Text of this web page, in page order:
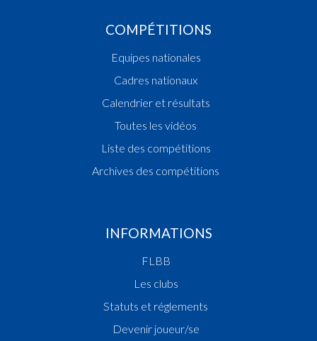
COMPÉTITIONS
Equipes nationales
Cadres nationaux
Calendrier et résultats
Toutes les vidéos
Liste des compétitions
Archives des compétitions
INFORMATIONS
FLBB
Les clubs
Statuts et réglements
Devenir joueur/se